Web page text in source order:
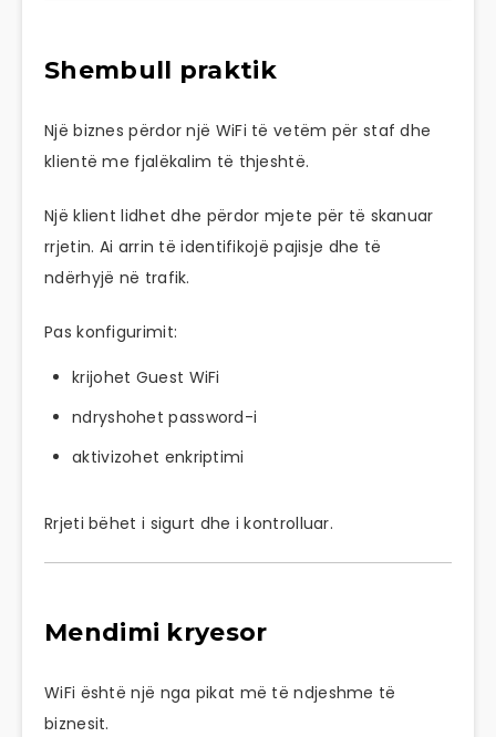
Shembull praktik
Një biznes përdor një WiFi të vetëm për staf dhe
klientë me fjalëkalim të thjeshtë.
Një klient lidhet dhe përdor mjete për të skanuar
rrjetin. Ai arrin të identifikojë pajisje dhe të
ndërhyjë në trafik.
Pas konfigurimit:
krijohet Guest WiFi
ndryshohet password-i
aktivizohet enkriptimi
Rrjeti bëhet i sigurt dhe i kontrolluar.
Mendimi kryesor
WiFi është një nga pikat më të ndjeshme të
biznesit.